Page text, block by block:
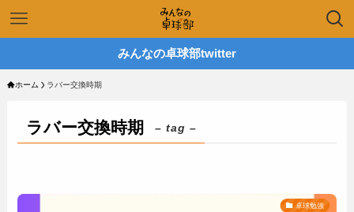
みんなの卓球部twitter
ホーム ラバー交換時期
ラバー交換時期 – tag –
卓球勉強